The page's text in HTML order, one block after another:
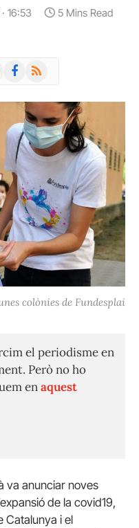
16:53 5 Mins Read
Facebook
RSS
colònies de Fundesplai
el periodisme en
Però no ho
enaquest
va anunciar noves
de la covid19,
Catalunya i el